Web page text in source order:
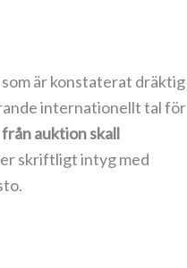
är konstaterat dräktig
internationellt tal för
auktion skall
skriftligt intyg med